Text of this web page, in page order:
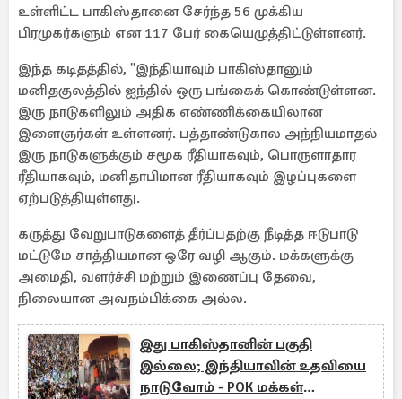
உள்ளிட்ட பாகிஸ்தானை சேர்ந்த 56 முக்கிய
பிரமுகர்களும் என 117 பேர் கையெழுத்திட்டுள்ளனர்.
இந்த கடிதத்தில், "இந்தியாவும் பாகிஸ்தானும்
மனிதகுலத்தில் ஐந்தில் ஒரு பங்கைக் கொண்டுள்ளன.
இரு நாடுகளிலும் அதிக எண்ணிக்கையிலான
இளைஞர்கள் உள்ளனர். பத்தாண்டுகால அந்நியமாதல்
இரு நாடுகளுக்கும் சமூக ரீதியாகவும், பொருளாதார
ரீதியாகவும், மனிதாபிமான ரீதியாகவும் இழப்புகளை
ஏற்படுத்தியுள்ளது.
கருத்து வேறுபாடுகளைத் தீர்ப்பதற்கு நீடித்த ஈடுபாடு
மட்டுமே சாத்தியமான ஒரே வழி ஆகும். மக்களுக்கு
அமைதி, வளர்ச்சி மற்றும் இணைப்பு தேவை,
நிலையான அவநம்பிக்கை அல்ல.
இது பாகிஸ்தானின் பகுதி
இல்லை; இந்தியாவின் உதவியை
நாடுவோம் - POK மக்கள்